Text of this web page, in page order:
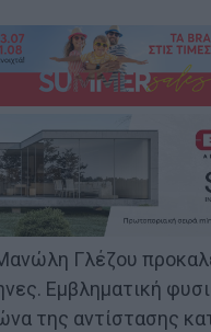
Γλέζου
Εμβληματική
της αντίστασης